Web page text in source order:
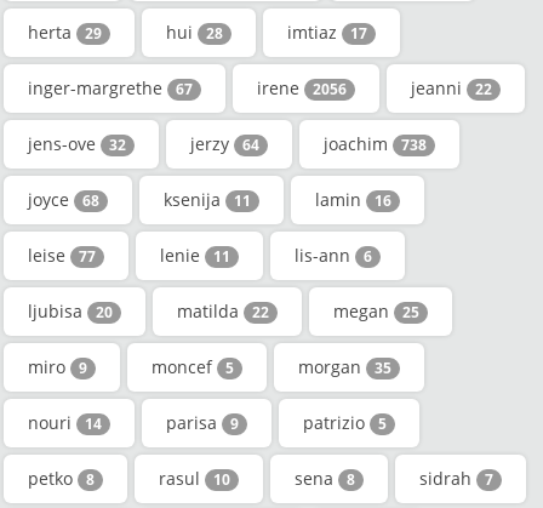
herta 29 hui 28 imtiaz 17
inger-margrethe 67 irene 2056 jeanni 22
jens-ove 32 jerzy 64 joachim 738
joyce 68 ksenija 11 lamin 16
leise 77 lenie 11 lis-ann 6
ljubisa 20 matilda 22 megan 25
miro 9 moncef 5 morgan 35
nouri 14 parisa 9 patrizio 5
petko 8 rasul 10 sena 8 sidrah 7